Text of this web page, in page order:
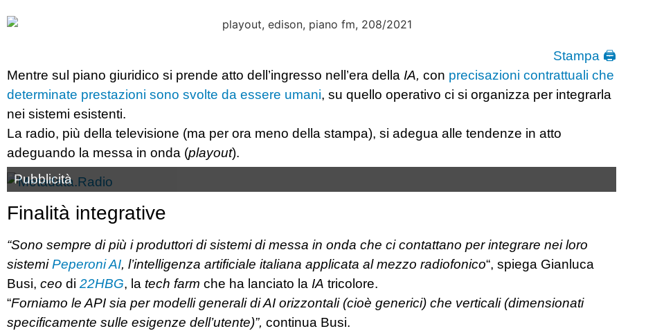
Stampa 🖨
Mentre sul piano giuridico si prende atto dell’ingresso nell’era della IA, con precisazioni contrattuali che
determinate prestazioni sono svolte da essere umani, su quello operativo ci si organizza per integrarla
nei sistemi esistenti.
La radio, più della televisione (ma per ora meno della stampa), si adegua alle tendenze in atto
adeguando la messa in onda (playout).
Pubblicità
Finalità integrative
“Sono sempre di più i produttori di sistemi di messa in onda che ci contattano per integrare nei loro
sistemiPeperoni AI, l’intelligenza artificiale italiana applicata al mezzo radiofonico“, spiega Gianluca
Busi, ceo di 22HBG, la tech farm che ha lanciato la IA tricolore.
“Forniamo le API sia per modelli generali di AI orizzontali (cioè generici) che verticali (dimensionati
specificamente sulle esigenze dell’utente)”, continua Busi.